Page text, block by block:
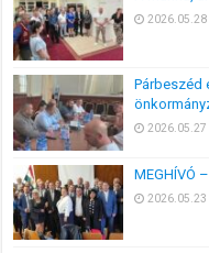
2026.05.28
Párbeszéd
2026.05.27
MEGHÍVÓ
2026.05.23